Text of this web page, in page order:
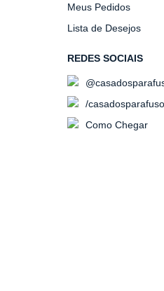
Meus Pedidos
Lista de Desejos
REDES SOCIAIS
/
Como Chegar